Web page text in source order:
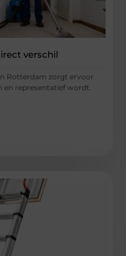
verschil
Rotterdam zorgt ervoor
en representatief wordt.